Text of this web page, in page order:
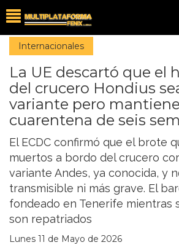
Internacionales
La UE descartó que el
del crucero Hondius
variante pero
cuarentena de seis
El ECDC confirmó que el brote
muertos a bordo del crucero
variante Andes, ya conocida, y
transmisible ni más grave. El
fondeado en Tenerife mientras
son repatriados
Lunes 11 de Mayo de 2026